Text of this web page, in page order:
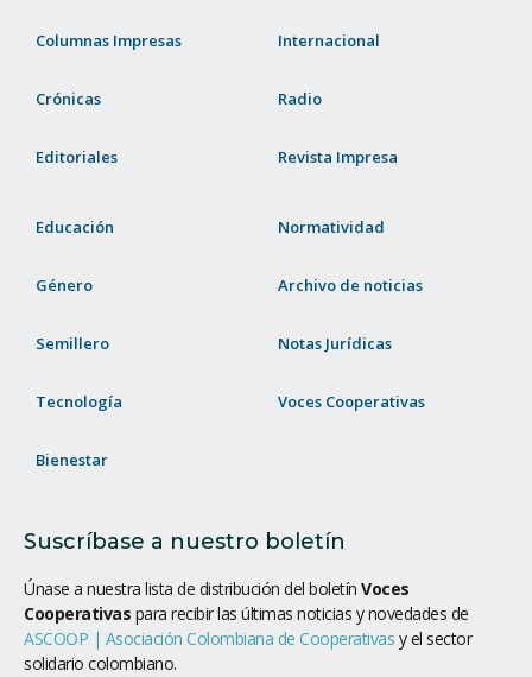
Columnas Impresas
Crónicas
Editoriales
Internacional
Radio
Revista Impresa
Educación
Género
Semillero
Tecnología
Bienestar
Normatividad
Archivo de noticias
Notas Jurídicas
Voces Cooperativas
Suscríbase a nuestro boletín
Únase a nuestra lista de distribución del boletín Voces
Cooperativas para recibir las últimas noticias y novedades de
ASCOOP | Asociación Colombiana de Cooperativas y el sector
solidario colombiano.